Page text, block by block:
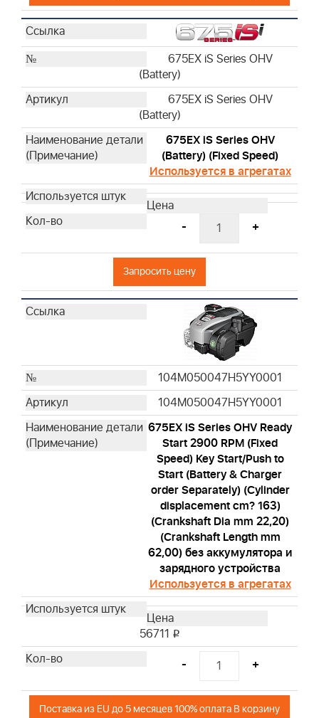
675EX iS Series OHV
(Battery)
675EX iS Series OHV
(Battery)
675EX iS Series OHV
(Battery) (Fixed Speed)
Используется в агрегатах
- +
Запросить цену
104M050047H5YY0001
104M050047H5YY0001
675EX iS Series OHV Ready
Start 2900 RPM (Fixed
Speed) Key Start/Push to
Start (Battery & Charger
order Separately) (Cylinder
displacement cm? 163)
(Crankshaft Dia mm 22,20)
(Crankshaft Length mm
62,00) без аккумулятора и
зарядного устройства
Используется в агрегатах
56711 i
- +
Поставка из EU до 5 месяцев 100% оплата В корзину